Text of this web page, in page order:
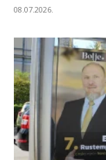
08.07.2026.